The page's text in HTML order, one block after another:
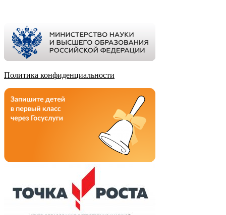
Политика конфиденциальности